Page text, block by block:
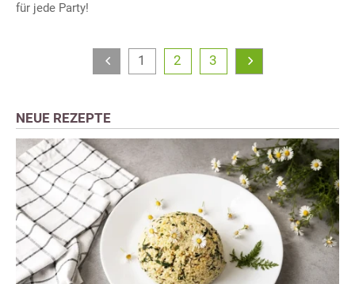
für jede Party!
1 2 3
NEUE REZEPTE